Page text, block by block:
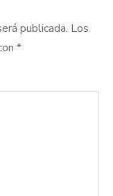
publicada. Los
*